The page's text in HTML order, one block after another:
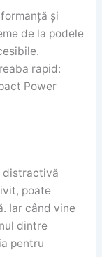
și
de la podele
rapid:
Power
distractivă
poate
Iar când vine
dintre
pentru